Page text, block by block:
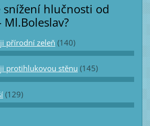
snížení hlučnosti od
Ml.Boleslav?
přírodní zeleň (140)
protihlukovou stěnu (145)
(129)